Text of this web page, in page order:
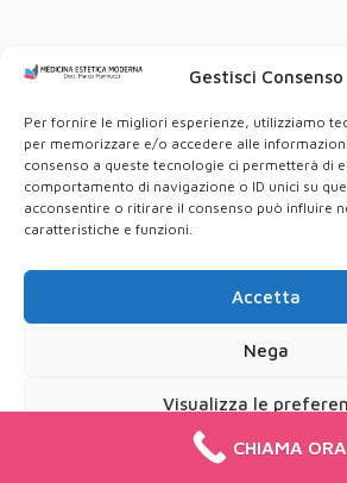
Gestisci Consenso
Per fornire le migliori esperienze, utilizziamo
per memorizzare e/o accedere alle
consenso a queste tecnologie ci permetterà di
comportamento di navigazione o ID unici su
acconsentire o ritirare il consenso può influire
caratteristiche e funzioni.
Accetta
Nega
Visualizza le
Cookie PolicyPrivacy
CHIAMA ORA